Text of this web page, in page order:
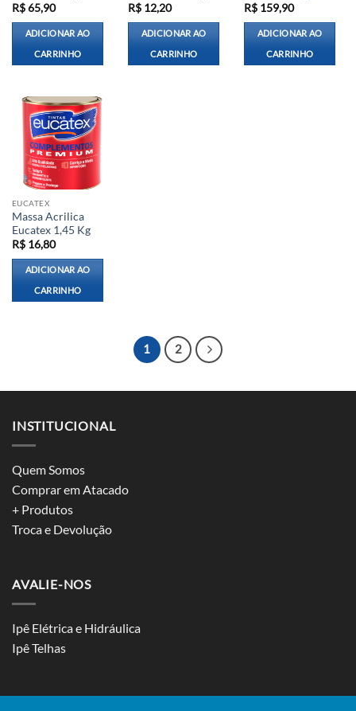
R$65,90
ADICIONAR AO
CARRINHO
R$12,20
ADICIONAR AO
CARRINHO
R$159,90
ADICIONAR AO
CARRINHO
EUCATEX
Massa Acrilica
Eucatex 1,45 Kg
R$16,80
ADICIONAR AO
CARRINHO
1 2
INSTITUCIONAL
Quem Somos
Comprar em Atacado
+ Produtos
Troca e Devolução
AVALIE-NOS
Ipê Elétrica e Hidráulica
Ipê Telhas